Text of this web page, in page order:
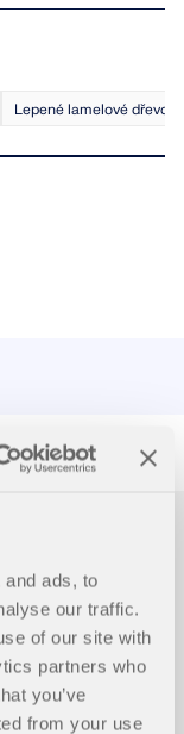
ads, to
our traffic.
of our site with
partners who
you’ve
from your use
Lepené lamelové dřevo